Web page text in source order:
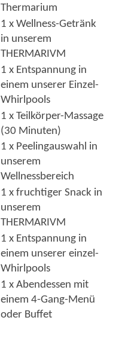
Thermarium
1 x Wellness-Getränk
in unserem
THERMARIVM
1 x Entspannung in
einem unserer Einzel-
Whirlpools
1 x Teilkörper-Massage
(30 Minuten)
1 x Peelingauswahl in
unserem
Wellnessbereich
1 x fruchtiger Snack in
unserem
THERMARIVM
1 x Entspannung in
einem unserer einzel-
Whirlpools
1 x Abendessen mit
einem 4-Gang-Menü
oder Buffet